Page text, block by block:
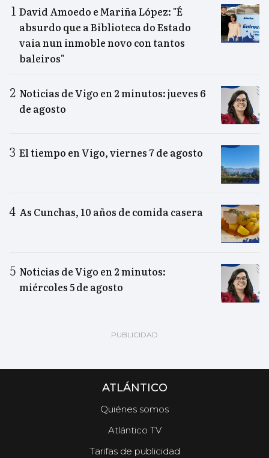
David Amoedo e Mariña López: "É
absurdo que a Biblioteca do Estado
vaia nun inmoble novo con tantos
baleiros"
Noticias de Vigo en 2 minutos: jueves 6
de agosto
El tiempo en Vigo, viernes 7 de agosto
As Cunchas, 10 años de comida casera
Noticias de Vigo en 2 minutos:
miércoles 5 de agosto
ATLÁNTICO
Quiénes somos
Atlántico TV
Tarifas de publicidad